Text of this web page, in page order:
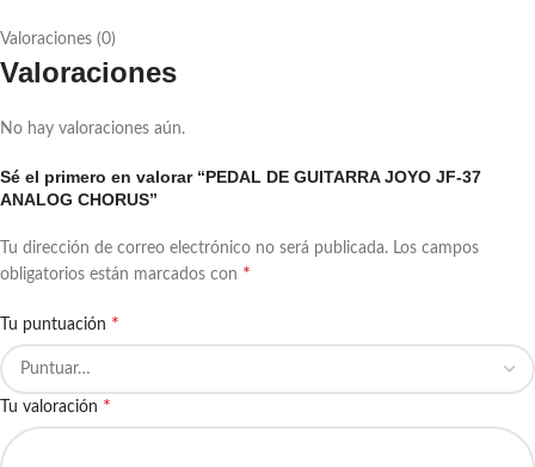
Valoraciones (0)
Valoraciones
No hay valoraciones aún.
Sé el primero en valorar “PEDAL DE GUITARRA JOYO JF-37
ANALOG CHORUS”
Tu dirección de correo electrónico no será publicada. Los campos
obligatorios están marcados con *
Tu puntuación *
Tu valoración *